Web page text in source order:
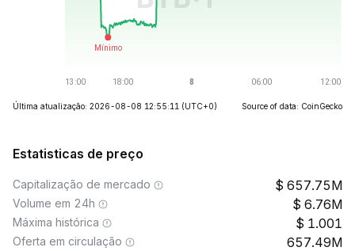
Última atualização: 2026-08-08 12:55:11 (UTC+0) Source of data: CoinGecko
Estatisticas de preço
Capitalização de mercado 657.75M
Volume em 24h 6.76M
Máxima histórica 1.001
Oferta em circulação 657.49M